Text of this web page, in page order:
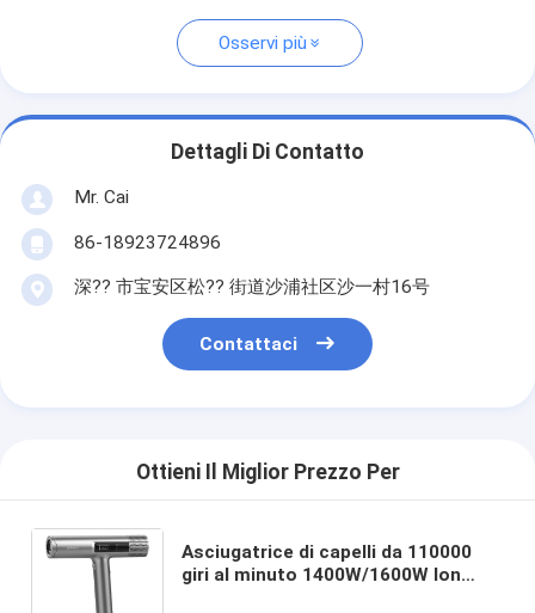
Osservi più
Dettagli Di Contatto
Mr. Cai
86-18923724896
深?? 市宝安区松?? 街道沙浦社区沙一村16号
Contattaci
Ottieni Il Miglior Prezzo Per
Asciugatrice di capelli da 110000
giri al minuto 1400W/1600W Ion